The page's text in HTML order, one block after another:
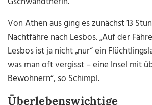
Von Athen aus ging es zunächst 13
Nachtfähre nach Lesbos. „Auf der
Lesbos ist ja nicht „nur“ ein
was man oft vergisst – eine Insel mit
Bewohnern“, so Schimpl.
Überlebenswichtige